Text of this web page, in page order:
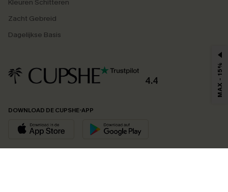
Kleuren Schitteren
Zacht Gebreid
Dagelijkse Basis
4.4
DOWNLOAD DE CUPSHE-APP
MAX - 15%